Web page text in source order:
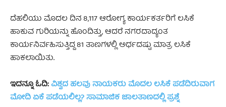
ದೆಹಲಿಯು ಮೊದಲ ದಿನ 8,117 ಆರೋಗ್ಯ ಕಾರ್ಯಕರ್ತರಿಗೆ ಲಸಿಕೆ
ಹಾಕುವ ಗುರಿಯನ್ನು ಹೊಂದಿತ್ತು, ಆದರೆ ನಗರದಾದ್ಯಂತ
ಕಾರ್ಯನಿರ್ವಹಿಸುತ್ತಿದ್ದ 81 ತಾಣಗಳಲ್ಲಿ ಅರ್ಧದಷ್ಟು ಮಾತ್ರ ಲಸಿಕೆ
ಹಾಕಲಾಯಿತು.
ಇದನ್ನೂ ಓದಿ:ವಿಶ್ವದ ಹಲವು ನಾಯಕರು ಮೊದಲ ಲಸಿಕೆ ಪಡೆದಿರುವಾಗ
ಮೋದಿ ಏಕೆ ಪಡೆಯಲಿಲ್ಲ? ಸಾಮಾಜಿಕ ಜಾಲತಾಣದಲ್ಲಿ ಪ್ರಶ್ನೆ